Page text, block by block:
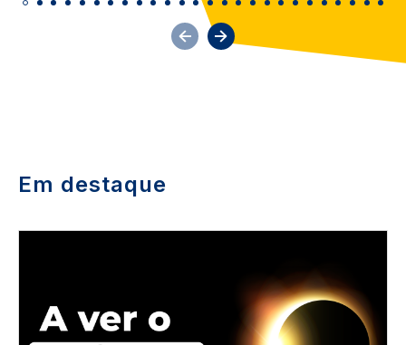
Em destaque